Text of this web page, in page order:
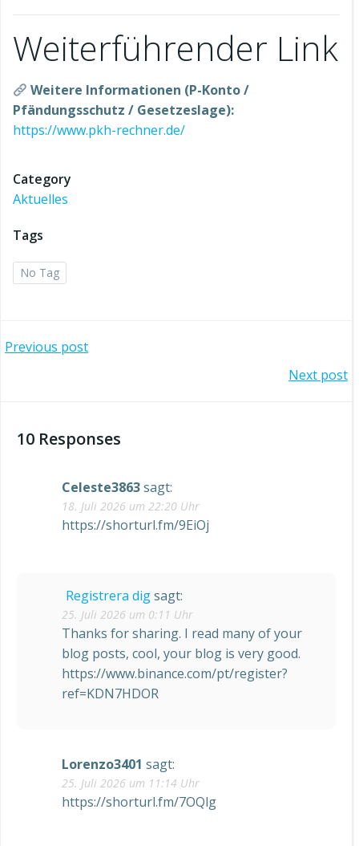
Weiterführender Link
Weitere Informationen (P-Konto /
Pfändungsschutz / Gesetzeslage):
https://www.pkh-rechner.de/
Category
Aktuelles
Tags
No Tag
Post
Previous post
navigation
Next post
10 Responses
Celeste3863sagt:
18. Juli 2026 um 22:20 Uhr
https://shorturl.fm/9EiOj
Registrera digsagt:
25. Juli 2026 um 0:11 Uhr
Thanks for sharing. I read many of your
blog posts, cool, your blog is very good.
https://www.binance.com/pt/register?
ref=KDN7HDOR
Lorenzo3401 sagt:
25. Juli 2026 um 11:14 Uhr
https://shorturl.fm/7OQlg